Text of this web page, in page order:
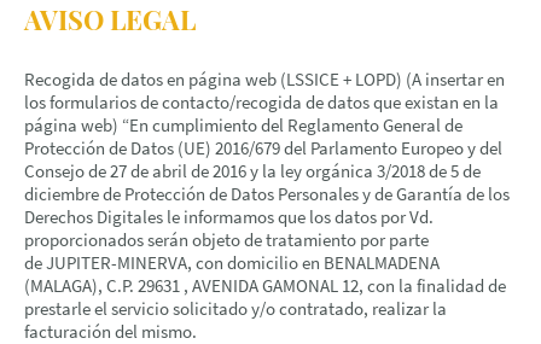
AVISO LEGAL
Recogida de datos en página web (LSSICE + LOPD) (A insertar en
los formularios de contacto/recogida de datos que existan en la
página web) “En cumplimiento del Reglamento General de
Protección de Datos (UE) 2016/679 del Parlamento Europeo y del
Consejo de 27 de abril de 2016 y la ley orgánica 3/2018 de 5 de
diciembre de Protección de Datos Personales y de Garantía de los
Derechos Digitales le informamos que los datos por Vd.
proporcionados serán objeto de tratamiento por parte
de JUPITER-MINERVA, con domicilio en BENALMADENA
(MALAGA), C.P. 29631 , AVENIDA GAMONAL 12, con la finalidad de
prestarle el servicio solicitado y/o contratado, realizar la
facturación del mismo.